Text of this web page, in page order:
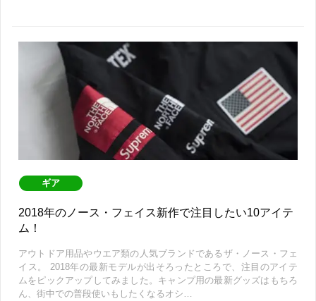
ギア
2018年のノース・フェイス新作で注目したい10アイテ
ム！
アウトドア用品やウエア類の人気ブランドであるザ・ノース・フェ
イス。 2018年の最新モデルが出そろったところで、注目のアイテ
ムをピックアップしてみました。キャンプ用の最新グッズはもちろ
ん、街中での普段使いもしたくなるオシ…